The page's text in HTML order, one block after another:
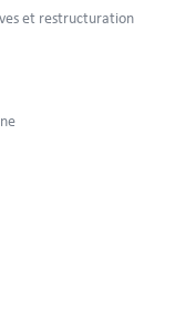
et restructuration